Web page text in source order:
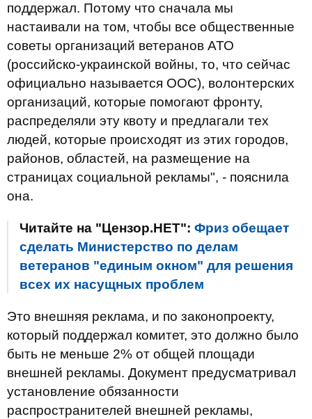
поддержал. Потому что сначала мы
настаивали на том, чтобы все общественные
советы организаций ветеранов АТО
(российско-украинской войны, то, что сейчас
официально называется ООС), волонтерских
организаций, которые помогают фронту,
распределяли эту квоту и предлагали тех
людей, которые происходят из этих городов,
районов, областей, на размещение на
страницах социальной рекламы", - пояснила
она.
Читайте на "Цензор.НЕТ": Фриз обещает
сделать Министерство по делам
ветеранов "единым окном" для решения
всех их насущных проблем
Это внешняя реклама, и по законопроекту,
который поддержал комитет, это должно было
быть не меньше 2% от общей площади
внешней рекламы. Документ предусматривал
установление обязанности
распространителей внешней рекламы,